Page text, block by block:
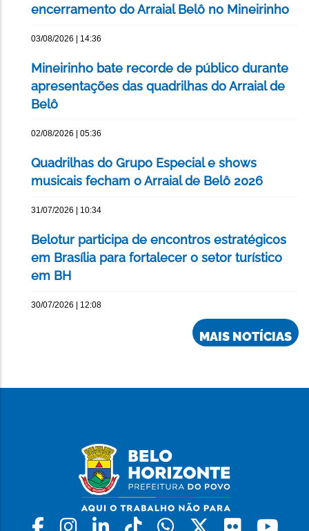
encerramento do Arraial Belô no Mineirinho
03/08/2026 | 14:36
Mineirinho bate recorde de público durante
apresentações das quadrilhas do Arraial de
Belô
02/08/2026 | 05:36
Quadrilhas do Grupo Especial e shows
musicais fecham o Arraial de Belô 2026
31/07/2026 | 10:34
Belotur participa de encontros estratégicos
em Brasília para fortalecer o setor turístico
em BH
30/07/2026 | 12:08
MAIS NOTÍCIAS